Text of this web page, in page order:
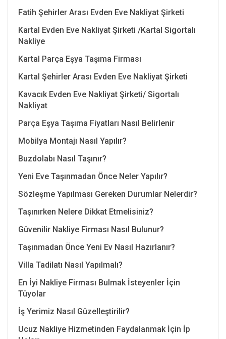
Fatih Şehirler Arası Evden Eve Nakliyat Şirketi
Kartal Evden Eve Nakliyat Şirketi /Kartal Sigortalı
Nakliye
Kartal Parça Eşya Taşıma Firması
Kartal Şehirler Arası Evden Eve Nakliyat Şirketi
Kavacık Evden Eve Nakliyat Şirketi/ Sigortalı
Nakliyat
Parça Eşya Taşıma Fiyatları Nasıl Belirlenir
Mobilya Montajı Nasıl Yapılır?
Buzdolabı Nasıl Taşınır?
Yeni Eve Taşınmadan Önce Neler Yapılır?
Sözleşme Yapılması Gereken Durumlar Nelerdir?
Taşınırken Nelere Dikkat Etmelisiniz?
Güvenilir Nakliye Firması Nasıl Bulunur?
Taşınmadan Önce Yeni Ev Nasıl Hazırlanır?
Villa Tadilatı Nasıl Yapılmalı?
En İyi Nakliye Firması Bulmak İsteyenler İçin
Tüyolar
İş Yerimiz Nasıl Güzelleştirilir?
Ucuz Nakliye Hizmetinden Faydalanmak İçin İp